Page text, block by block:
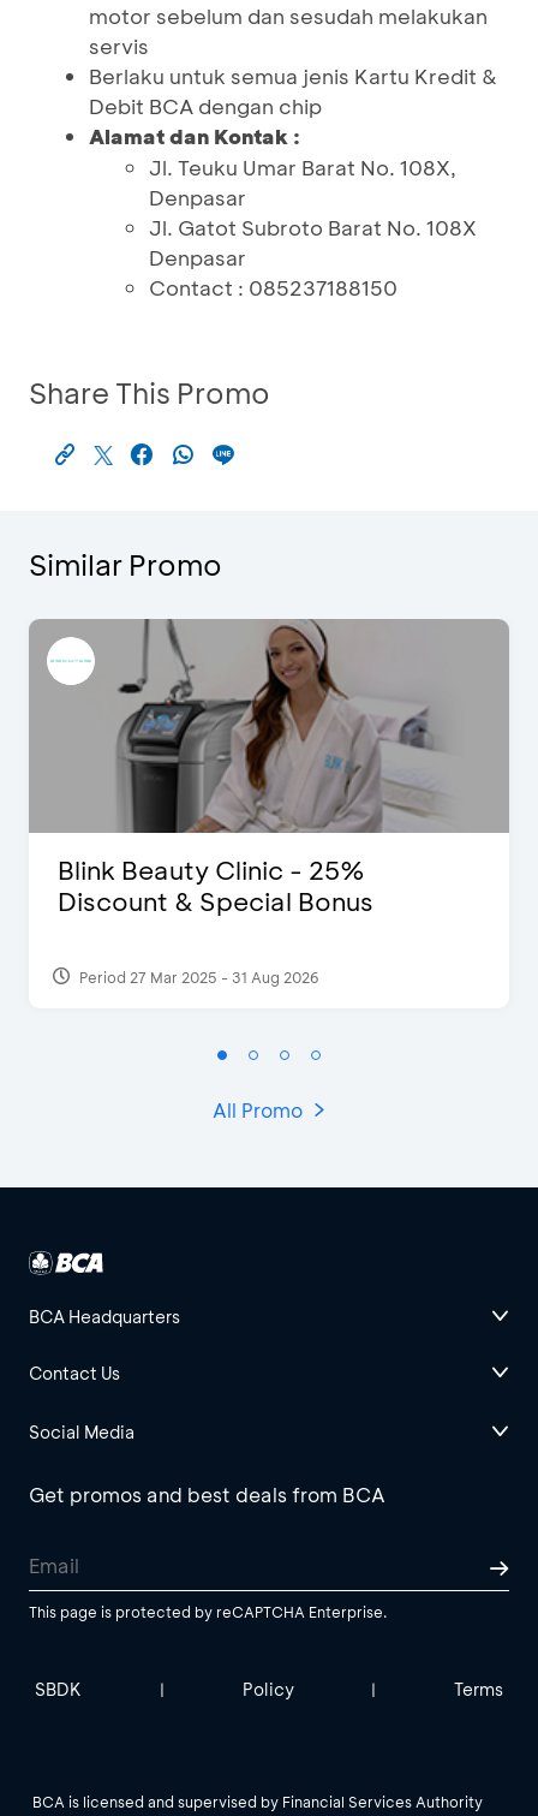
motor sebelum dan sesudah melakukan
servis
Berlaku untuk semua jenis Kartu Kredit &
Debit BCA dengan chip
Alamat dan Kontak :
Jl. Teuku Umar Barat No. 108X,
Denpasar
Jl. Gatot Subroto Barat No. 108X
Denpasar
Contact : 085237188150
Share This Promo
Similar Promo
Blink Beauty Clinic - 25%
Discount & Special Bonus
Period 27 Mar 2025 - 31 Aug 2026
All Promo
BCA Headquarters
Contact Us
Social Media
Get promos and best deals from BCA
This page is protected by reCAPTCHA Enterprise.
SBDK | Policy | Terms
BCA is licensed and supervised by Financial Services Authority